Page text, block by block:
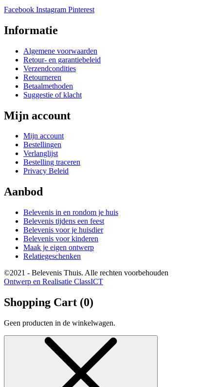
Facebook Instagram Pinterest
Informatie
Algemene voorwaarden
Retour- en garantiebeleid
Verzendcondities
Retourneren
Betaalmethoden
Suggestie of klacht
Mijn account
Mijn account
Bestellingen
Verlanglijst
Bestelling traceren
Privacy Beleid
Aanbod
Belevenis in en rondom je huis
Belevenis tijdens een feest
Belevenis voor je huisdier
Belevenis voor kinderen
Maak je eigen ontwerp
Relatiegeschenken
©2021 - Belevenis Thuis. Alle rechten voorbehouden
Ontwerp en Realisatie ClassICT
Shopping Cart (0)
Geen producten in de winkelwagen.